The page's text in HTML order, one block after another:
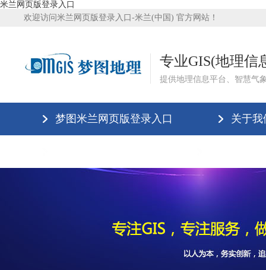
米兰网页版登录入口
欢迎访问米兰网页版登录入口-米兰(中国) 官方网站！
专业GIS(地理信
提供地理信息平台、智慧气
梦图米兰网页版登录入口 关于我